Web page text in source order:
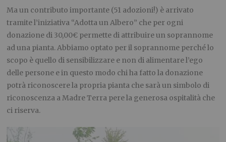
Ma un contributo importante (51 adozioni!) è arrivato
tramite l’iniziativa “Adotta un Albero” che per ogni
donazione di 30,00€ permette di attribuire un soprannome
ad una pianta. Abbiamo optato per il soprannome perché lo
scopo è quello di sensibilizzare e non di alimentare l’ego
delle persone e in questo modo chi ha fatto la donazione
potrà riconoscere la propria pianta che sarà un simbolo di
riconoscenza a Madre Terra pere la generosa ospitalità che
ci riserva.